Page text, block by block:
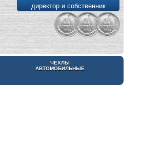
директор и собственник
ЧЕХЛЫ
АВТОМОБИЛЬНЫЕ